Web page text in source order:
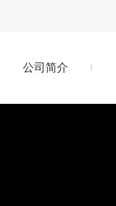
公司简介